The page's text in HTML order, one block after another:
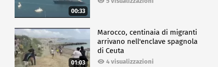
00:33
01:03
Marocco, centinaia di migranti
arrivano nell'enclave spagnola
di Ceuta
4 visualizzazioni